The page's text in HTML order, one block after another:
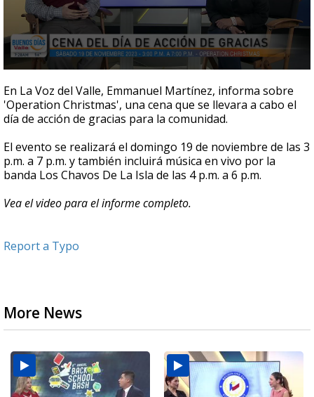
seconds
of
3
minutes,
seconds
En La Voz del Valle, Emmanuel Martínez, informa sobre
'Operation Christmas', una cena que se llevara a cabo el
día de acción de gracias para la comunidad.
El evento se realizará el domingo 19 de noviembre de las 3
p.m. a 7 p.m. y también incluirá música en vivo por la
banda Los Chavos De La Isla de las 4 p.m. a 6 p.m.
Vea el video para el informe completo.
Report a Typo
More News